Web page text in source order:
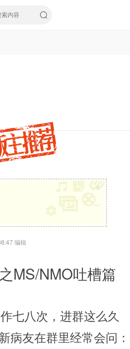
x
编辑
MS/NMO吐槽篇
七八次，进群这么久
病友在群里经常会问：